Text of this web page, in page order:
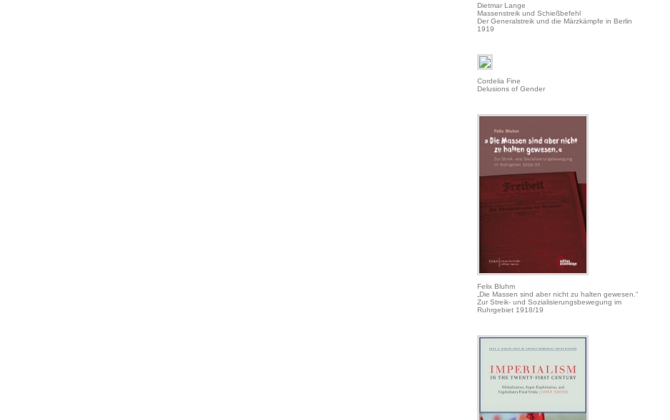
Dietmar Lange
Massenstreik und Schießbefehl
Der Generalstreik und die Märzkämpfe in Berlin
1919
Cordelia Fine
Delusions of Gender
Felix Bluhm
„Die Massen sind aber nicht zu halten gewesen.“
Zur Streik- und Sozialisierungsbewegung im
Ruhrgebiet 1918/19